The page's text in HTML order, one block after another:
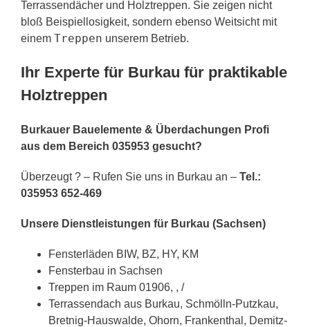
Terrassendächer und Holztreppen. Sie zeigen nicht
bloß Beispiellosigkeit, sondern ebenso Weitsicht mit
einem Treppen unserem Betrieb.
Ihr Experte für Burkau für praktikable
Holztreppen
Burkauer Bauelemente & Überdachungen Profi
aus dem Bereich 035953 gesucht?
Überzeugt ? – Rufen Sie uns in Burkau an – Tel.:
035953 652-469
Unsere Dienstleistungen für Burkau (Sachsen)
Fensterläden BIW, BZ, HY, KM
Fensterbau in Sachsen
Treppen im Raum 01906, , /
Terrassendach aus Burkau, Schmölln-Putzkau,
Bretnig-Hauswalde, Ohorn, Frankenthal, Demitz-